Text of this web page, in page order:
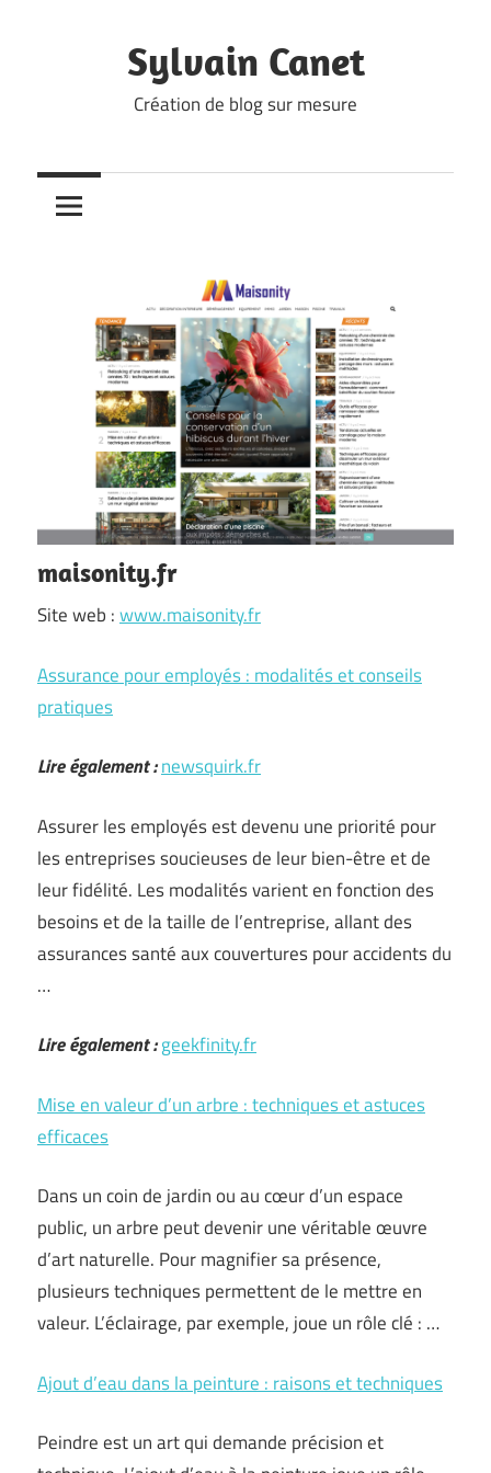
Sylvain Canet
Création de blog sur mesure
maisonity.fr
Site web :www.maisonity.fr
Assurance pour employés : modalités et conseils
pratiques
Lire également :newsquirk.fr
Assurer les employés est devenu une priorité pour
les entreprises soucieuses de leur bien-être et de
leur fidélité. Les modalités varient en fonction des
besoins et de la taille de l’entreprise, allant des
assurances santé aux couvertures pour accidents du
…
Lire également :geekfinity.fr
Mise en valeur d’un arbre : techniques et astuces
efficaces
Dans un coin de jardin ou au cœur d’un espace
public, un arbre peut devenir une véritable œuvre
d’art naturelle. Pour magnifier sa présence,
plusieurs techniques permettent de le mettre en
valeur. L’éclairage, par exemple, joue un rôle clé : …
Ajout d’eau dans la peinture : raisons et techniques
Peindre est un art qui demande précision et